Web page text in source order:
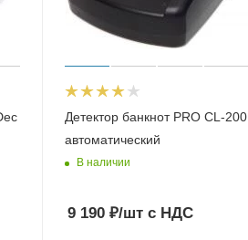
Детектор банкнот PRO CL-200
автоматический
В наличии
9 190₽/штс НДС